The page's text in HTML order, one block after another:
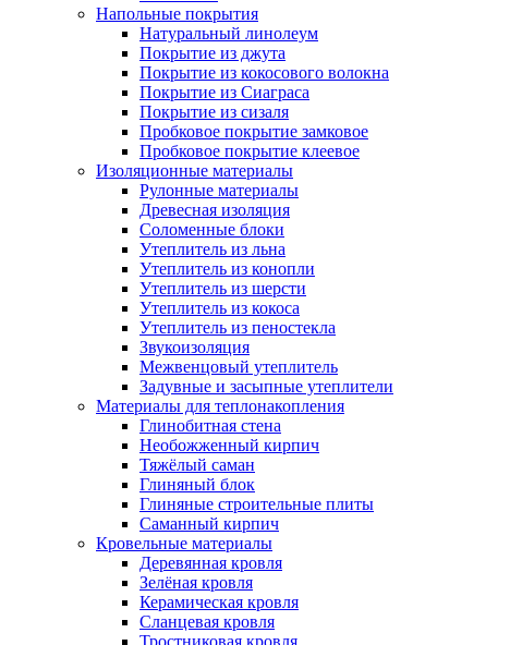
Напольные покрытия
Натуральный линолеум
Покрытие из джута
Покрытие из кокосового волокна
Покрытие из Сиаграса
Покрытие из сизаля
Пробковое покрытие замковое
Пробковое покрытие клеевое
Изоляционные материалы
Рулонные материалы
Древесная изоляция
Соломенные блоки
Утеплитель из льна
Утеплитель из конопли
Утеплитель из шерсти
Утеплитель из кокоса
Утеплитель из пеностекла
Звукоизоляция
Межвенцовый утеплитель
Задувные и засыпные утеплители
Материалы для теплонакопления
Глинобитная стена
Необожженный кирпич
Тяжёлый саман
Глиняный блок
Глиняные строительные плиты
Саманный кирпич
Кровельные материалы
Деревянная кровля
Зелёная кровля
Керамическая кровля
Сланцевая кровля
Тростниковая кровля